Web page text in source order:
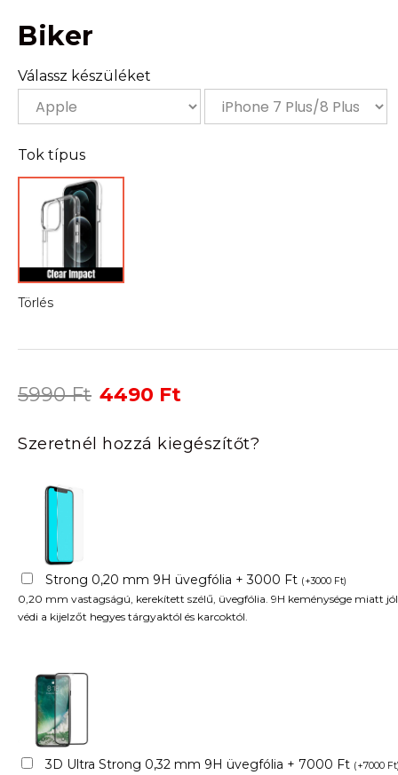
Biker
Válassz készüléket
Tok típus
Törlés
5990Ft Original
was:
5990 Ft.
4490 Ft
is:
4490 Ft.
Szeretnél hozzá kiegészítőt?
Strong 0,20 mm 9H üvegfólia + 3000 Ft (+3000 Ft)
0,20 mm vastagságú, kerekített szélű, üvegfólia. 9H keménysége miatt jól
védi a kijelzőt hegyes tárgyaktól és karcoktól.
3D Ultra Strong 0,32 mm 9H üvegfólia + 7000 Ft (+7000 Ft